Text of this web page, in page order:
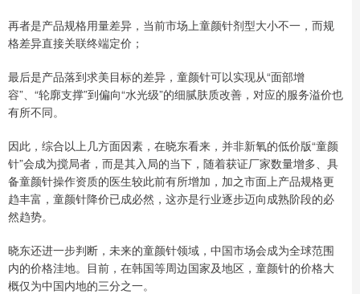
再者是产品规格用量差异，当前市场上童颜针剂型大小不一，而规
格差异直接关联终端定价；
最后是产品落到求美目标的差异，童颜针可以实现从“面部增
容”、“轮廓支撑”到偏向“水光级”的细腻肤质改善，对应的服务溢价也
有所不同。
因此，综合以上几方面因素，在晓东看来，并非新氧的低价版“童颜
针”会成为搅局者，而是其入局的当下，随着获证厂家数量增多、具
备童颜针操作资质的医生较此前有所增加，加之市面上产品规格更
趋丰富，童颜针降价已成必然，这亦是行业逐步迈向成熟阶段的必
然趋势。
晓东还进一步判断，未来的童颜针领域，中国市场会成为全球范围
内的价格洼地。目前，在韩国等周边国家及地区，童颜针的价格大
概仅为中国内地的三分之一。